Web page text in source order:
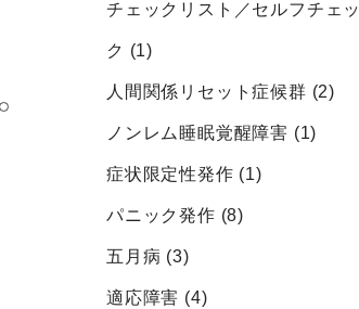
チェックリスト／セルフチェッ
ク (1)
人間関係リセット症候群 (2)
ノンレム睡眠覚醒障害 (1)
症状限定性発作 (1)
パニック発作 (8)
五月病 (3)
適応障害 (4)